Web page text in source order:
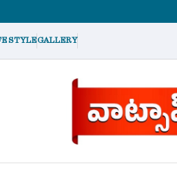
STYLEGALLERY